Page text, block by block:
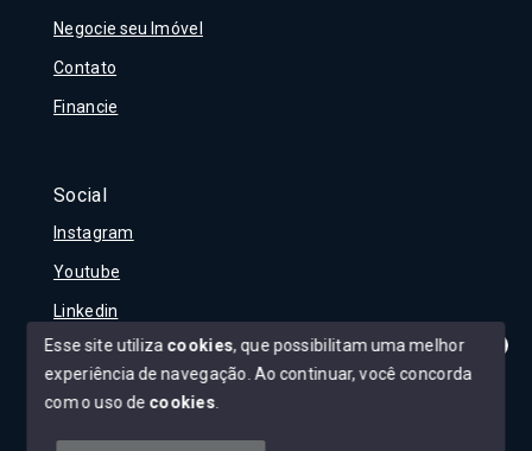
Olá! Tudo bem?
Negocie seu Imóvel
Contato
Financie
Social
Instagram
Youtube
Linkedin
© Copyright 2026 - Carla Rojane - Todos os direitos
Esse site utiliza cookies, que possibilitam uma melhor
experiência de navegação. Ao continuar, você concorda
com o uso de cookies